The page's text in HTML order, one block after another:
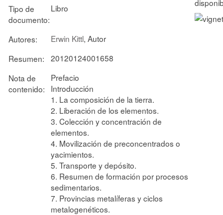
Tipo de
documento:
Libro
Autores: Erwin Kittl, Autor
Resumen:
20120124001658
Nota de
contenido:
Prefacio
Introducción
1. La composición de la tierra.
2. Liberación de los elementos.
3. Colección y concentración de
elementos.
4. Movilización de preconcentrados o
yacimientos.
5. Transporte y depósito.
6. Resumen de formación por procesos
sedimentarios.
7. Provincias metalíferas y ciclos
metalogenéticos.